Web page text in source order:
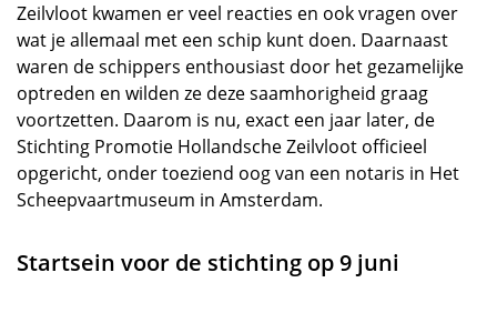
Zeilvloot kwamen er veel reacties en ook vragen over
wat je allemaal met een schip kunt doen. Daarnaast
waren de schippers enthousiast door het gezamelijke
optreden en wilden ze deze saamhorigheid graag
voortzetten. Daarom is nu, exact een jaar later, de
Stichting Promotie Hollandsche Zeilvloot officieel
opgericht, onder toeziend oog van een notaris in Het
Scheepvaartmuseum in Amsterdam.
Startsein voor de stichting op 9 juni